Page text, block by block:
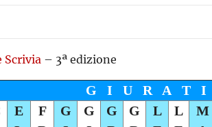
Scrivia – 3ª edizione
G I U R A T I
E
F
G
G
G
G
L
L
M